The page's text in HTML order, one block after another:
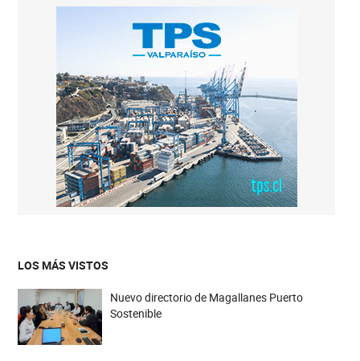
LOS MÁS VISTOS
Nuevo directorio de Magallanes Puerto
Sostenible